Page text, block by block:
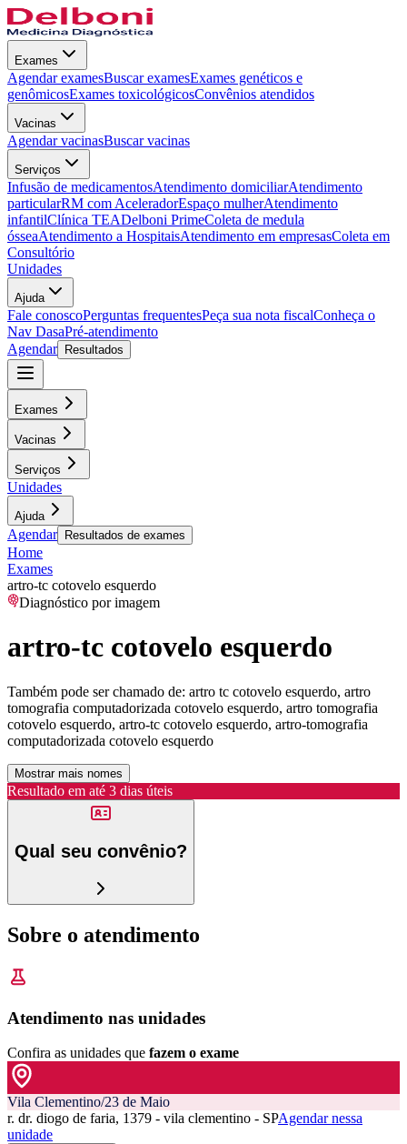
Exames
Agendar examesBuscar examesExames genéticos e
genômicosExames toxicológicosConvênios atendidos
Vacinas
Agendar vacinasBuscar vacinas
Serviços
Infusão de medicamentosAtendimento domiciliarAtendimento
particularRM com AceleradorEspaço mulherAtendimento
infantilClínica TEADelboni PrimeColeta de medula
ósseaAtendimento a HospitaisAtendimento em empresasColeta em
Consultório
Unidades
Ajuda
Fale conoscoPerguntas frequentesPeça sua nota fiscalConheça o
Nav DasaPré-atendimento
Agendar
Resultados
Exames
Vacinas
Serviços
Unidades
Ajuda
Agendar Resultados de exames
Home
Exames
artro-tc cotovelo esquerdo
Diagnóstico por imagem
artro-tc cotovelo esquerdo
Também pode ser chamado de: artro tc cotovelo esquerdo, artro
tomografia computadorizada cotovelo esquerdo, artro tomografia
cotovelo esquerdo, artro-tc cotovelo esquerdo, artro-tomografia
computadorizada cotovelo esquerdo
Mostrar mais nomes
Resultado em até 3 dias úteis
Qual seu convênio?
Sobre o atendimento
Atendimento nas unidades
Confira as unidades que fazem o exame
Vila Clementino/23 de Maio
r. dr. diogo de faria, 1379 - vila clementino - SPAgendar nessa
unidade